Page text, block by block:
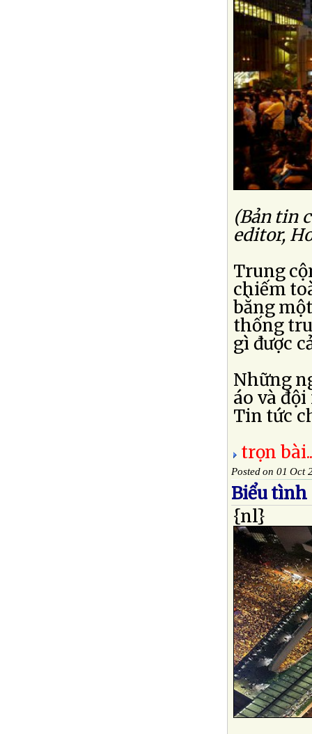
(Bản tin
editor,
Trung
chiếm
bằng
thống
gì được
Những
áo và
Tin tức
trọn
Posted on 01 Oct
Biểu tình
{nl}